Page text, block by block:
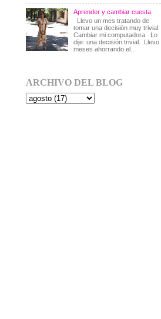
Aprender y cambiar cuesta.
Llevo un mes tratando de
tomar una decisión muy trivial:
Cambiar mi computadora. Lo
dije: una decisión trivial. Llevo
meses ahorrando el...
ARCHIVO DEL BLOG